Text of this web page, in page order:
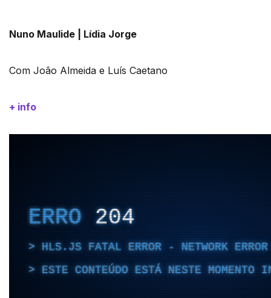
Nuno Maulide | Lídia Jorge
Com João Almeida e Luís Caetano
+ info